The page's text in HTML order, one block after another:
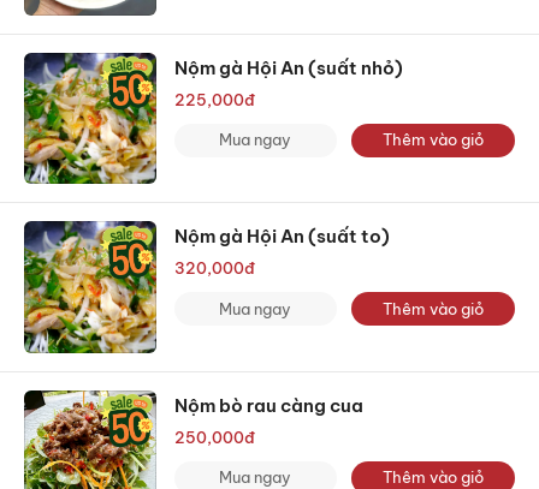
Nộm gà Hội An (suất nhỏ)
225,000đ
Mua ngay Thêm vào giỏ
Nộm gà Hội An (suất to)
320,000đ
Mua ngay Thêm vào giỏ
Nộm bò rau càng cua
250,000đ
Mua ngay Thêm vào giỏ